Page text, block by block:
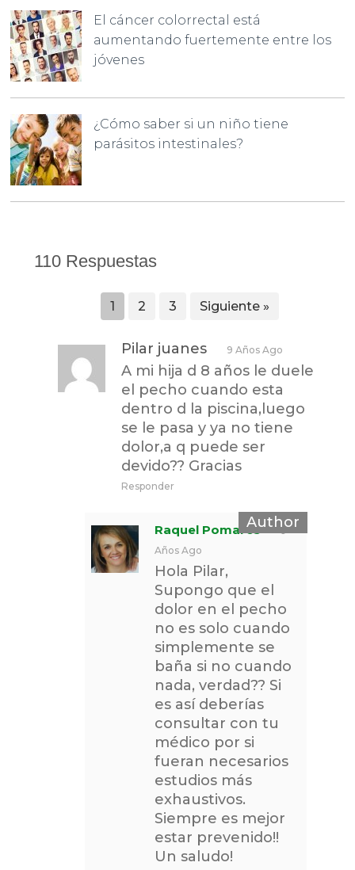
El cáncer colorrectal está
aumentando fuertemente entre los
jóvenes
¿Cómo saber si un niño tiene
parásitos intestinales?
110 Respuestas
1 2 3 Siguiente »
Pilar juanes 9 Años Ago
A mi hija d 8 años le duele
el pecho cuando esta
dentro d la piscina,luego
se le pasa y ya no tiene
dolor,a q puede ser
devido?? Gracias
Responder
Raquel Pomares
9
Años Ago
Hola Pilar,
Supongo que el
dolor en el pecho
no es solo cuando
simplemente se
baña si no cuando
nada, verdad?? Si
es así deberías
consultar con tu
médico por si
fueran necesarios
estudios más
exhaustivos.
Siempre es mejor
estar prevenido!!
Un saludo!